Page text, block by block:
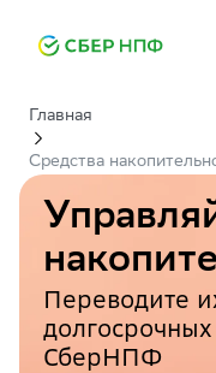
Главная
Средства
Переводите
СберНПФ